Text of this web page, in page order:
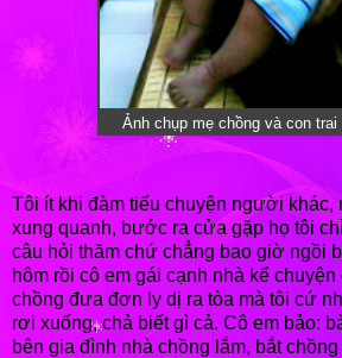
Ảnh chụp mẹ chồng và con trai
Tôi ít khi đàm tiếu chuyện người khác,
xung quanh, bước ra cửa gặp họ tôi
câu hỏi thăm chứ chẳng bao giờ ngồi
hôm rồi cô em gái cạnh nhà kể
chồng đưa đơn ly dị ra tòa mà tôi cứ
rơi xuống, chả biết gì cả. Cô em bảo:
bên gia đình nhà chồng lắm, bắt